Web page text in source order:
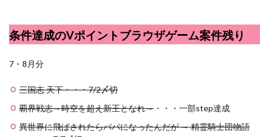
条件達成のVポイントブラウザゲーム案件残り
7・8月分
三国志 天下・・・7/2〆切
覇界戦志～時空を超え新王となれ～ ・・・一部step達成
異世界に飛ばされたらパパになったんだが ～ 精霊騎士団物語